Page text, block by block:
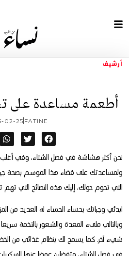
أرشيف
أطعمة مساعدة على
FATINE
02-25
نحن أكثر هشاشة في فصل الشتاء، وفي أغلب
ولمساعدتك على قضاء هذا الموسم بصحة
التي تحوم حولك، إليك هذه النصائح التي
ابدئي وجباتك بحساء الحساء له العديد من
وبالتالي ملىء المعدة والشعور بالتخمة
شيء آخر. كما يسمح لك بنظام غذائي من